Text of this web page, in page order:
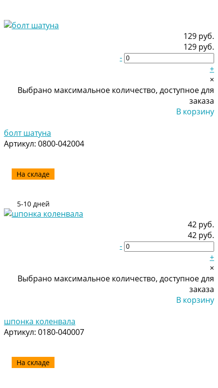
129 руб.
129 руб.
-
+
×
Выбрано максимальное количество, доступное для
заказа
В корзину
болт шатуна
Артикул: 0800-042004
На складе
5-10 дней
42 руб.
42 руб.
-
+
×
Выбрано максимальное количество, доступное для
заказа
В корзину
шпонка коленвала
Артикул: 0180-040007
На складе